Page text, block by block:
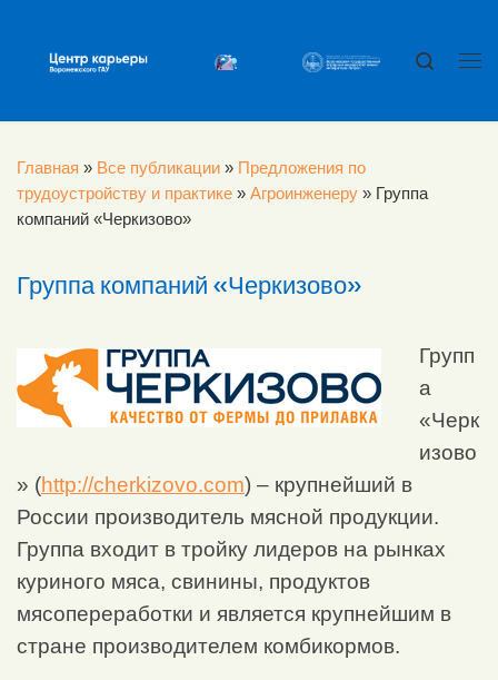
Search
Главная » Все публикации » Предложения по
трудоустройству и практике » Агроинженеру » Группа
компаний «Черкизово»
Группа компаний «Черкизово»
Групп
а
«Черк
изово
» (http://cherkizovo.com) – крупнейший в
России производитель мясной продукции.
Группа входит в тройку лидеров на рынках
куриного мяса, свинины, продуктов
мясопереработки и является крупнейшим в
стране производителем комбикормов.